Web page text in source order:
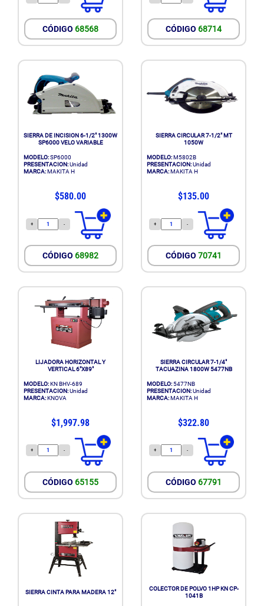
CÓDIGO 68568 CÓDIGO 68714
SIERRA DE INCISION 6-1/2" 1300W
SP6000 VELO VARIABLE
MODELO:SP6000
PRESENTACION:Unidad
MARCA:MAKITA H
$580.00
+ -
CÓDIGO 68982
SIERRA CIRCULAR 7-1/2" MT
1050W
MODELO:M5802B
PRESENTACION:Unidad
MARCA:MAKITA H
$135.00
+ -
CÓDIGO 70741
LIJADORA HORIZONTAL Y
VERTICAL 6"X89"
MODELO:KN BHV-689
PRESENTACION:Unidad
MARCA:KNOVA
$1,997.98
+ -
CÓDIGO 65155
SIERRA CIRCULAR 7-1/4"
TACUAZINA 1800W 5477NB
MODELO:5477NB
PRESENTACION:Unidad
MARCA:MAKITA H
$322.80
+ -
CÓDIGO 67791
SIERRA CINTA PARA MADERA 12"
COLECTOR DE POLVO 1HP KN CP-
1041B